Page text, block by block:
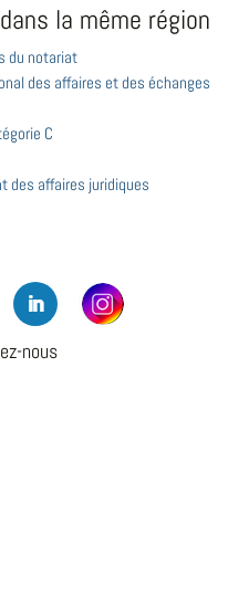
la même région
du notariat
des affaires et des échanges
C
des affaires juridiques
nous